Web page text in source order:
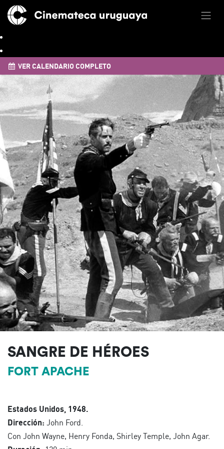
VER CALENDARIO COMPLETO
SANGRE DE HÉROES
FORT APACHE
Estados Unidos, 1948.
Dirección: John Ford.
Con John Wayne, Henry Fonda, Shirley Temple, John Agar.